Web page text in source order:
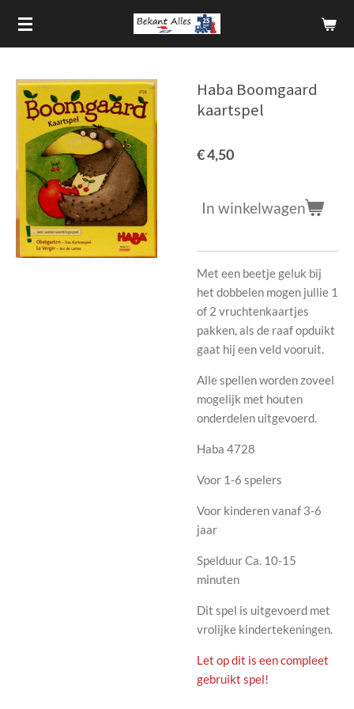
Ga
direct
hoofdinhoud
Haba Boomgaard
kaartspel
€ 4,50
In winkelwagen
Met een beetje geluk bij
het dobbelen mogen jullie 1
of 2 vruchtenkaartjes
pakken, als de raaf opduikt
gaat hij een veld vooruit.
Alle spellen worden zoveel
mogelijk met houten
onderdelen uitgevoerd.
Haba 4728
Voor 1-6 spelers
Voor kinderen vanaf 3-6
jaar
Spelduur Ca. 10-15
minuten
Dit spel is uitgevoerd met
vrolijke kindertekeningen.
Let op dit is een compleet
gebruikt spel!